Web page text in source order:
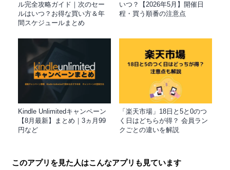
ル完全攻略ガイド｜次のセー
ルはいつ？お得な買い方＆年
間スケジュールまとめ
いつ？【2026年5月】開催日
程・買う順番の注意点
Kindle Unlimitedキャンペーン
【8月最新】まとめ｜3ヵ月99
円など
「楽天市場」18日と5と0のつ
く日はどちらが得？ 会員ラン
クごとの違いを解説
このアプリを見た人はこんなアプリも見ています